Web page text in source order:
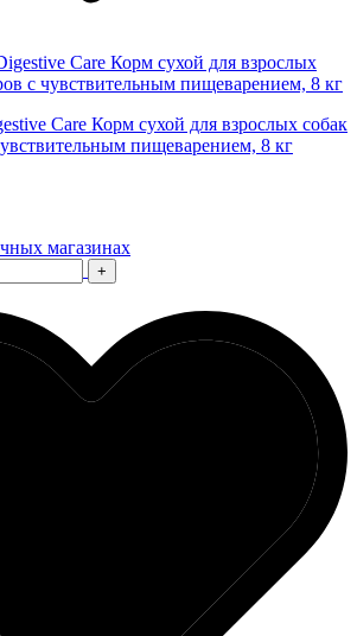
Care Корм сухой для взрослых собак
пищеварением, 8 кг
магазинах
+